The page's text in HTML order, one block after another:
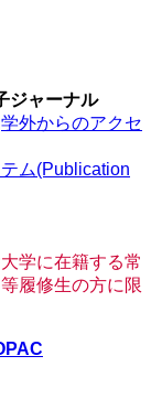
ジャーナル
学外からのアクセ
ム(Publication
学に在籍する常
履修生の方に限